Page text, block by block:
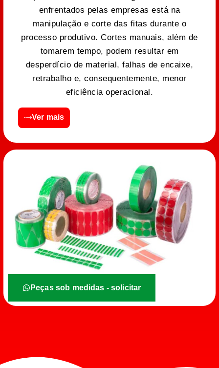
enfrentados pelas empresas está na
manipulação e corte das fitas durante o
processo produtivo. Cortes manuais, além de
tomarem tempo, podem resultar em
desperdício de material, falhas de encaixe,
retrabalho e, consequentemente, menor
eficiência operacional.
Ver mais
Peças sob medidas - solicitar